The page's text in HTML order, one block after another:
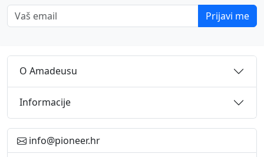
Vaš email
Prijavi me
O Amadeusu
Informacije
info@pioneer.hr